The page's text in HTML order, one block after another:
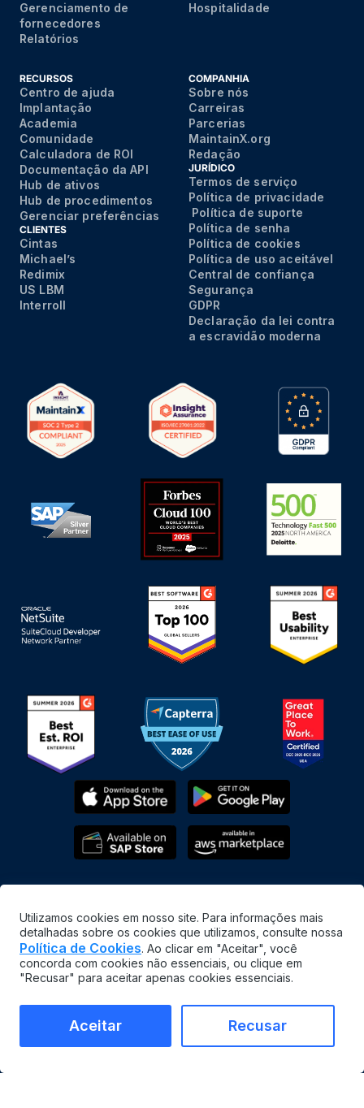
Gerenciamento de
fornecedores
Relatórios
Hospitalidade
RECURSOS
Centro de ajuda
Implantação
Academia
Comunidade
Calculadora de ROI
Documentação da API
Hub de ativos
Hub de procedimentos
Gerenciar preferências
CLIENTES
Cintas
Michael’s
Redimix
US LBM
Interroll
COMPANHIA
Sobre nós
Carreiras
Parcerias
MaintainX.org
Redação
JURÍDICO
Termos de serviço
Política de privacidade
Política de suporte
Política de senha
Política de cookies
Política de uso aceitável
Central de confiança
Segurança
GDPR
Declaração da lei contra
a escravidão moderna
Português
MaintainX® is a registered trademark of MaintainX Inc.
Termos e condições
Utilizamos cookies em nosso site. Para informações mais
detalhadas sobre os cookies que utilizamos, consulte nossa
Política de Cookies. Ao clicar em "Aceitar", você
concorda com cookies não essenciais, ou clique em
"Recusar" para aceitar apenas cookies essenciais.
Aceitar Recusar